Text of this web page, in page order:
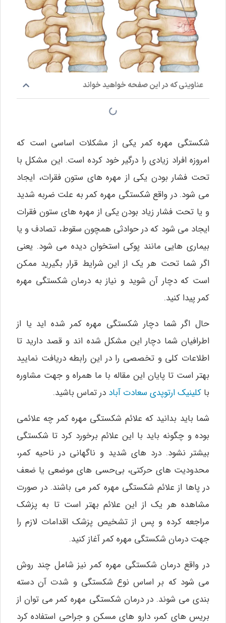
عناوینی که در این صفحه خواهید خواند
شکستگی مهره کمر یکی از مشکلات اساسی است که
امروزه افراد زیادی را درگیر خود کرده است. این مشکل با
تحت فشار بودن یکی از مهره‌ های ستون فقرات، ایجاد
می‌ شود. در واقع شکستگی مهره کمر به علت ضربه شدید
و یا تحت فشار زیاد بودن یکی از مهره های ستون فقرات
ایجاد می‌ شود که در حوادثی همچون سقوط، تصادف و یا
بیماری‌ هایی مانند پوکی استخوان دیده می‌ شود. یعنی
اگر شما تحت هر یک از این شرایط قرار بگیرید ممکن
است که دچار آن شوید و نیاز به درمان شکستگی مهره
کمر پیدا کنید.
حال اگر شما دچار شکستگی مهره کمر شده‌ اید یا از
اطرافیان شما دچار این مشکل شده‌ اند و قصد دارید تا
اطلاعات کلی و تخصصی را در این رابطه دریافت نمایید
بهتر است تا پایان این مقاله با ما همراه و جهت مشاوره
با کلینیک ارتوپدی سعادت آباد در تماس باشید.
شما باید بدانید که علائم شکستگی مهره کمر چه علائمی
بوده و چگونه باید با این علائم برخورد کرد تا شکستگی
بیشتر نشود. درد های شدید و ناگهانی در ناحیه کمر،
محدودیت‌ های حرکتی، بی‌حسی‌ های موضعی یا ضعف
در پاها از علائم شکستگی مهره کمر می‌ باشند. در صورت
مشاهده هر یک از این علائم بهتر است تا به پزشک
مراجعه کرده و پس از تشخیص پزشک اقدامات لازم را
جهت درمان شکستگی مهره کمر آغاز کنید.
در واقع درمان شکستگی مهره کمر نیز شامل چند روش
می‌ شود که بر اساس نوع شکستگی و شدت آن دسته‌
بندی می‌ شوند. در درمان شکستگی مهره کمر می‌ توان از
بریس‌ های کمر، دارو های مسکن و جراحی استفاده کرد